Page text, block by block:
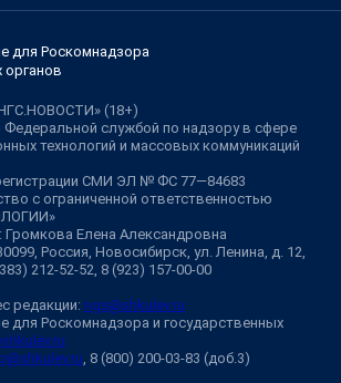
для Роскомнадзора
органов
(18+)
Федеральной службой по надзору в сфере
технологий и массовых коммуникаций
СМИ ЭЛ № ФС 77—84683
с ограниченной ответственностью
Громкова Елена Александровна
Россия, Новосибирск, ул. Ленина, д. 12,
212-52-52, 8 (923) 157-00-00
редакции: ngs@shkulev.ru
для Роскомнадзора и государственных
, 8 (800) 200-03-83 (доб.3)